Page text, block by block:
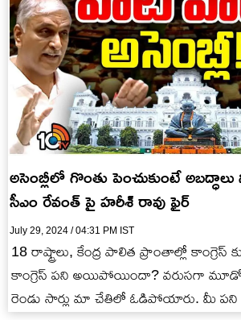
అసెంబ్లీలో గొంతు పెంచుకుంటే
సీఎం రేవంత్ పై హరీశ్ రావు ఫైర్
July 29, 2024 / 04:31 PM IST
18 రాష్ట్రాలు, కేంద్ర పాలిత ప్రాంతాల్లో కాంగ్రెస్
కాంగ్రెస్ పని అయిపోయిందా? వరుసగా
రెండు సార్లు మా చేతిలో ఓడిపోయారు. మీ